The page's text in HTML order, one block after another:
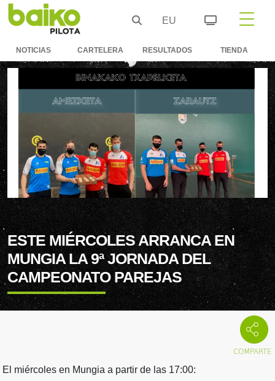
EU
NOTICIAS CARTELERA RESULTADOS TIENDA
ESTE MIÉRCOLES ARRANCA EN
MUNGIA LA 9ª JORNADA DEL
CAMPEONATO PAREJAS
El miércoles en Mungia a partir de las 17:00: